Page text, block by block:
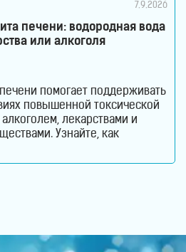
7.9.2026
печени: водородная вода
или алкоголя
помогает поддерживать
повышенной токсической
лекарствами и
Узнайте, как
и защите гепатоцитов. Печень